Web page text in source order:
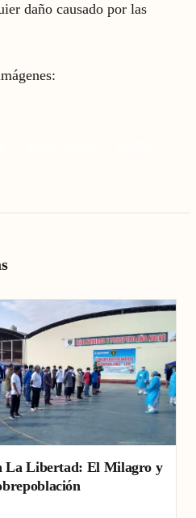
daño causado por las
La Libertad: El Milagro y